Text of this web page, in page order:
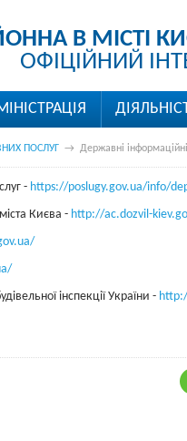
В МІСТІ
ОФІЦІЙНИЙ
ПОСЛУГ→ Державні
- https://poslugy.gov.ua/info/
Києва - http://ac.dozvil-
інспекції України -